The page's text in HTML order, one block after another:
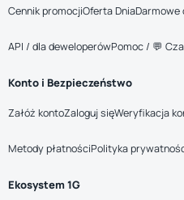
Cennik promocjiOferta DniaDarmowe
API / dla deweloperówPomoc / 💬
Konto i Bezpieczeństwo
Załóż kontoZaloguj sięWeryfikacja
Metody płatnościPolityka
Ekosystem 1G